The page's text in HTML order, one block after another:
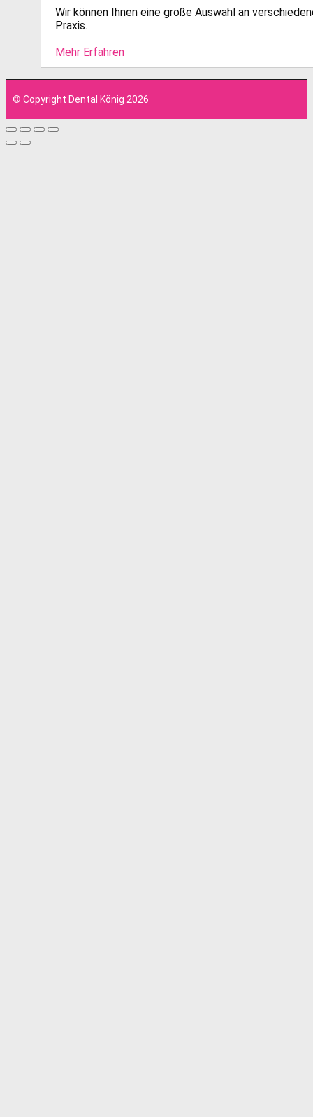
Wir können Ihnen eine große Auswahl an
Praxis.
Mehr Erfahren
© Copyright Dental König 2026